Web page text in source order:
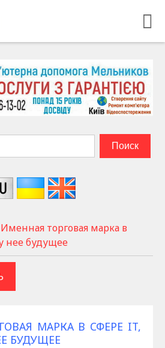
Именная торговая марка в
нее будущее
МАРКА В СФЕРЕ IT,
БУДУЩЕЕ